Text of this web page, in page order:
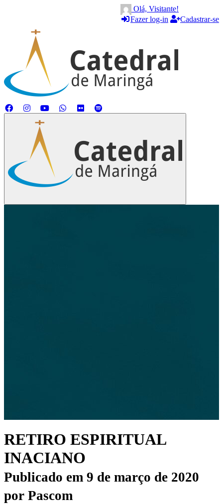
Olá, Visitante!
Fazer log-in
Cadastrar-se
RETIRO ESPIRITUAL
INACIANO
Publicado em 9 de março de 2020
por Pascom